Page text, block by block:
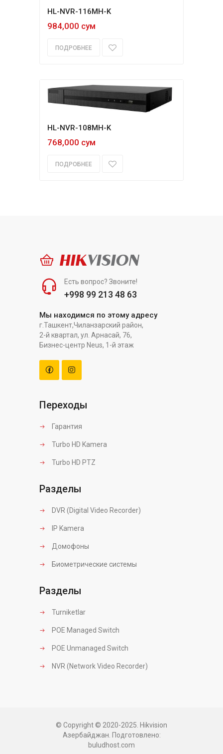
HL-NVR-116MH-K
984,000 сум
ПОДРОБНЕЕ
HL-NVR-108MH-K
768,000 сум
ПОДРОБНЕЕ
HIKVISION
Есть вопрос? Звоните!
+998 99 213 48 63
Мы находимся по этому адресу
г.Ташкент,Чиланзарский район,
2-й квартал, ул. Арнасай, 76,
Бизнес-центр Neus, 1-й этаж
Переходы
Гарантия
Turbo HD Kamera
Turbo HD PTZ
Разделы
DVR (Digital Video Recorder)
IP Kamera
Домофоны
Биометрические системы
Разделы
Turniketlar
POE Managed Switch
POE Unmanaged Switch
NVR (Network Video Recorder)
© Copyright © 2020-2025. Hikvision
Азербайджан. Подготовлено:
buludhost.com